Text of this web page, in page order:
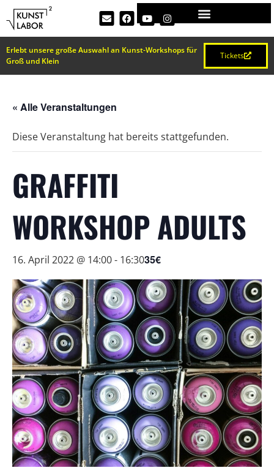
Erlebt unsere große Auswahl an Kunst-Workshops für
Groß und Klein
Tickets
« Alle Veranstaltungen
Diese Veranstaltung hat bereits stattgefunden.
GRAFFITI
WORKSHOP ADULTS
16. April 2022 @ 14:00- 16:3035€